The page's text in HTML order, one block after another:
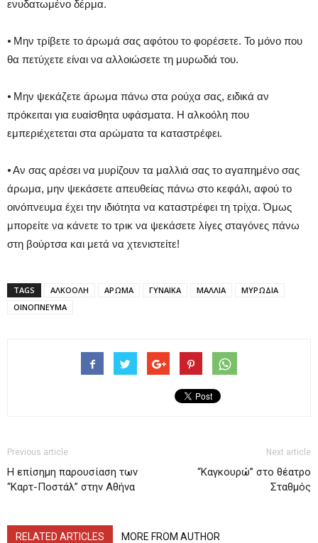
ενυδατωμένο δέρμα.
⦁ Μην τρίβετε το άρωμά σας αφότου το φορέσετε. Το μόνο που
θα πετύχετε είναι να αλλοιώσετε τη μυρωδιά του.
⦁ Μην ψεκάζετε άρωμα πάνω στα ρούχα σας, ειδικά αν
πρόκειται για ευαίσθητα υφάσματα. Η αλκοόλη που
εμπεριέχετεται στα αρώματα τα καταστρέφει.
⦁ Αν σας αρέσει να μυρίζουν τα μαλλιά σας το αγαπημένο σας
άρωμα, μην ψεκάσετε απευθείας πάνω στο κεφάλι, αφού το
οινόπνευμα έχει την ιδιότητα να καταστρέφει τη τρίχα. Όμως
μπορείτε να κάνετε το τρικ να ψεκάσετε λίγες σταγόνες πάνω
στη βούρτσα και μετά να χτενιστείτε!
TAGS ΑΛΚΟΟΛΗ ΑΡΩΜΑ ΓΥΝΑΙΚΑ ΜΑΛΛΙΑ
ΜΥΡΩΔΙΑ
ΟΙΝΟΠΝΕΥΜΑ
Previous article
Η επίσημη παρουσίαση των
“Καρτ-Ποστάλ” στην Αθήνα
Next article
“Καγκουρώ” στο θέατρο
Σταθμός
RELATED ARTICLES MORE FROM AUTHOR